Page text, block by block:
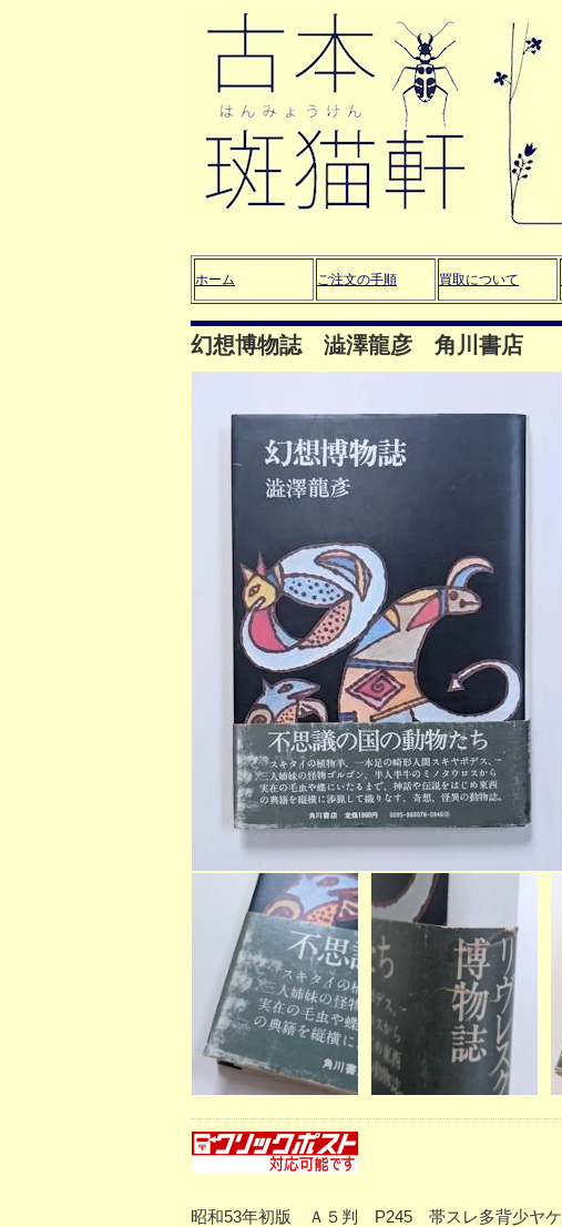
ホーム ご注文の手順 買取について
幻想博物誌 澁澤龍彦 角川書店
昭和53年初版 Ａ５判 P245 帯スレ多背少ヤ